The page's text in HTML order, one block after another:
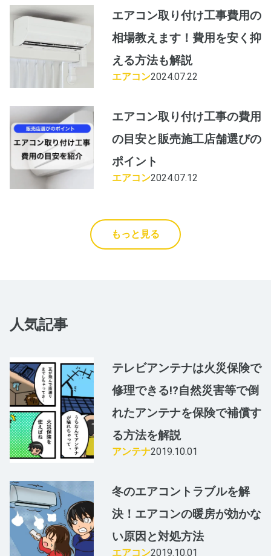
エアコン取り付け工事費用の
相場教えます！費用を安く抑
える方法も解説
エアコン2024.07.22
エアコン取り付け工事の費用
の目安と販売施工店舗選びの
ポイント
エアコン2024.07.12
もっと見る
人気記事
テレビアンテナは火災保険で
修理できる!?自然災害等で倒
れたアンテナを保険で補償す
る方法を解説
アンテナ2019.10.01
冬のエアコントラブルを解
決！エアコンの暖房が効かな
い原因と対処方法
エアコン2019.10.01